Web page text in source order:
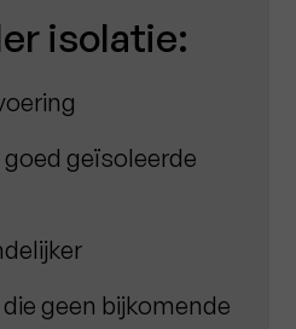
isolatie:
geïsoleerde
geen bijkomende